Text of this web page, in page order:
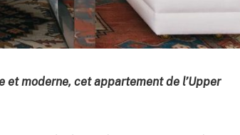
moderne, cet appartement de l’Upper